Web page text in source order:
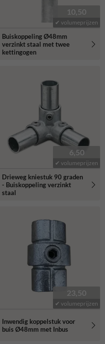
10,50
✔ volumeprijzen
Buiskoppeling Ø48mm
verzinkt staal met twee
kettingogen
6,50
✔ volumeprijzen
Drieweg kniestuk 90 graden
- Buiskoppeling verzinkt
staal
23,50
✔ volumeprijzen
Inwendig koppelstuk voor
buis Ø48mm met Inbus